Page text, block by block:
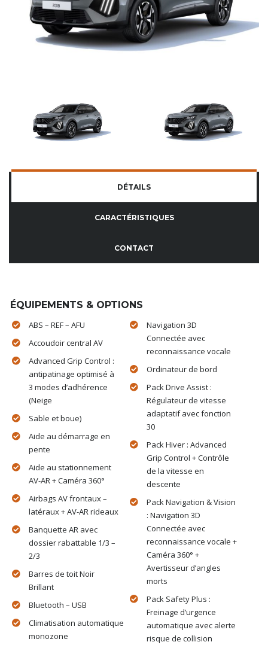
DÉTAILS
CARACTÉRISTIQUES
CONTACT
ÉQUIPEMENTS & OPTIONS
ABS – REF – AFU
Accoudoir central AV
Advanced Grip Control :
antipatinage optimisé à
3 modes d’adhérence
(Neige
Sable et boue)
Aide au démarrage en
pente
Aide au stationnement
AV-AR + Caméra 360°
Airbags AV frontaux –
latéraux + AV-AR rideaux
Banquette AR avec
dossier rabattable 1/3 –
2/3
Barres de toit Noir
Brillant
Bluetooth – USB
Climatisation automatique
monozone
Navigation 3D
Connectée avec
reconnaissance vocale
Ordinateur de bord
Pack Drive Assist :
Régulateur de vitesse
adaptatif avec fonction
30
Pack Hiver : Advanced
Grip Control + Contrôle
de la vitesse en
descente
Pack Navigation & Vision
: Navigation 3D
Connectée avec
reconnaissance vocale +
Caméra 360° +
Avertisseur d’angles
morts
Pack Safety Plus :
Freinage d’urgence
automatique avec alerte
risque de collision